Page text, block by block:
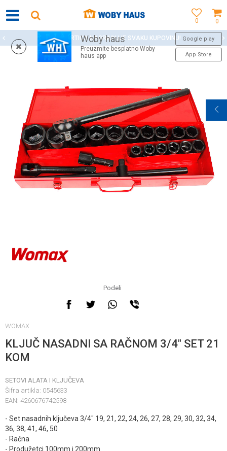
0
0
Woby haus
Preuzmite besplatno Woby
haus app
Google play
App Store
WOBY KARTICA NAGRAĐUJE SVAKU KUPOVINU!
Podeli
WOMAX
KLJUČ NASADNI SA RAČNOM 3/4" SET 21
KOM
SETOVI ALATA I KLJUČEVA
Šifra artikla: 0545633
EAN: 4260676742598
- Set nasadnih ključeva 3/4" 19, 21, 22, 24, 26, 27, 28, 29, 30, 32, 34,
36, 38, 41, 46, 50
- Račna
- Produžetci 100mm i 200mm